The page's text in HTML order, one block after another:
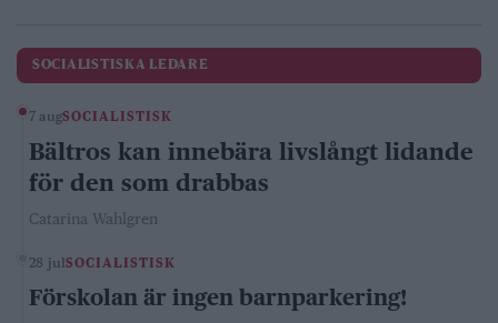
SOCIALISTISKA LEDARE
7 augSOCIALISTISK
Bältros kan innebära livslångt lidande
för den som drabbas
Catarina Wahlgren
28 julSOCIALISTISK
Förskolan är ingen barnparkering!